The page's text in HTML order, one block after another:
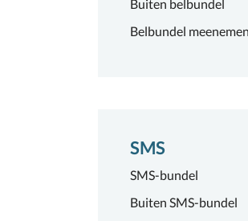
Buiten belbundel
Belbundel meenemen
SMS
SMS-bundel
Buiten SMS-bundel